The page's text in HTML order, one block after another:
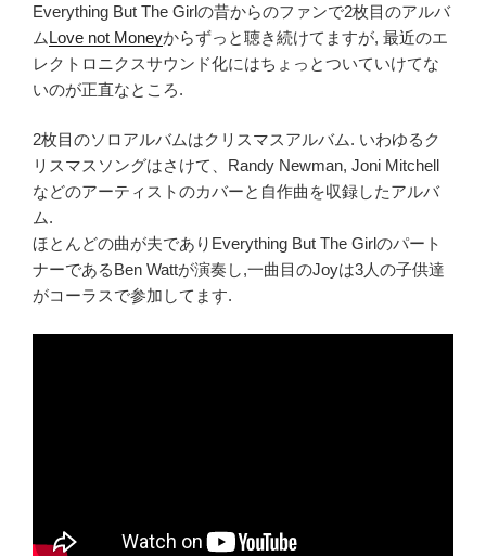
Everything But The Girlの昔からのファンで2枚目のアルバ
ムLove not Moneyからずっと聴き続けてますが, 最近のエ
レクトロニクスサウンド化にはちょっとついていけてな
いのが正直なところ.
2枚目のソロアルバムはクリスマスアルバム. いわゆるク
リスマスソングはさけて、Randy Newman, Joni Mitchell
などのアーティストのカバーと自作曲を収録したアルバ
ム.
ほとんどの曲が夫でありEverything But The Girlのパート
ナーであるBen Wattが演奏し,一曲目のJoyは3人の子供達
がコーラスで参加してます.